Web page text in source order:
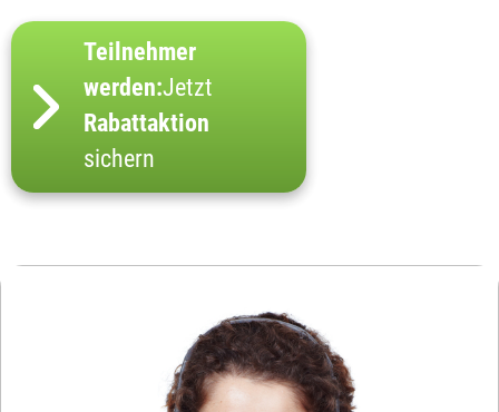
Teilnehmer
werden:Jetzt
Rabattaktion
sichern